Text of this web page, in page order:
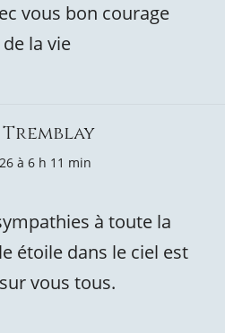
vous bon courage
la vie
à 6 h 11 min
à toute la
étoile dans le ciel est
vous tous.